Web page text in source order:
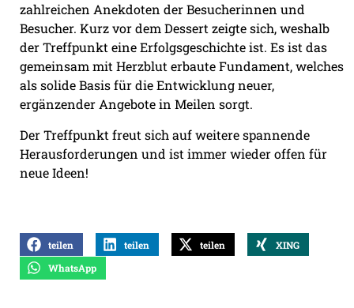
zahlreichen Anekdoten der Besucherinnen und
Besucher. Kurz vor dem Dessert zeigte sich, weshalb
der Treffpunkt eine Erfolgsgeschichte ist. Es ist das
gemeinsam mit Herzblut erbaute Fundament, welches
als solide Basis für die Entwicklung neuer,
ergänzender Angebote in Meilen sorgt.
Der Treffpunkt freut sich auf weitere spannende
Herausforderungen und ist immer wieder offen für
neue Ideen!
teilen teilen teilen
XING
WhatsApp